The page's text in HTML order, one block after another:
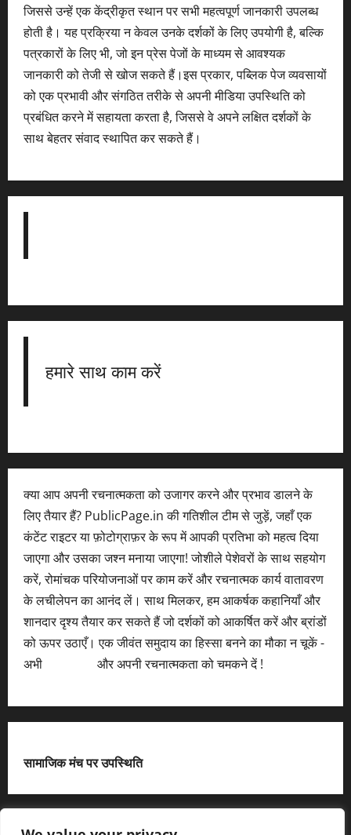
जिससे उन्हें एक केंद्रीकृत स्थान पर सभी महत्वपूर्ण जानकारी उपलब्ध
होती है। यह प्रक्रिया न केवल उनके दर्शकों के लिए उपयोगी है, बल्कि
पत्रकारों के लिए भी, जो इन प्रेस पेजों के माध्यम से आवश्यक
जानकारी को तेजी से खोज सकते हैं।इस प्रकार, पब्लिक पेज व्यवसायों
को एक प्रभावी और संगठित तरीके से अपनी मीडिया उपस्थिति को
प्रबंधित करने में सहायता करता है, जिससे वे अपने लक्षित दर्शकों के
साथ बेहतर संवाद स्थापित कर सकते हैं।
हमारे साथ काम करें
क्या आप अपनी रचनात्मकता को उजागर करने और प्रभाव डालने के
लिए तैयार हैं? PublicPage.in की गतिशील टीम से जुड़ें, जहाँ एक
कंटेंट राइटर या फ़ोटोग्राफ़र के रूप में आपकी प्रतिभा को महत्व दिया
जाएगा और उसका जश्न मनाया जाएगा! जोशीले पेशेवरों के साथ सहयोग
करें, रोमांचक परियोजनाओं पर काम करें और रचनात्मक कार्य वातावरण
के लचीलेपन का आनंद लें। साथ मिलकर, हम आकर्षक कहानियाँ और
शानदार दृश्य तैयार कर सकते हैं जो दर्शकों को आकर्षित करें और ब्रांडों
को ऊपर उठाएँ। एक जीवंत समुदाय का हिस्सा बनने का मौका न चूकें -
अभी
और अपनी रचनात्मकता को चमकने दें !
सामाजिक मंच पर उपस्थिति